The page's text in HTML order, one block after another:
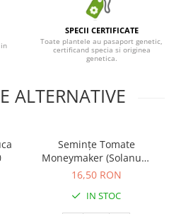
SPECII CERTIFICATE
Toate plantele au pasaport genetic,
certificand specia si originea
genetica.
ALTERNATIVE
Semințe Tomate
Moneymaker (Solanum
Lycopersicon) - Cod 7394
16,50 RON
IN STOC